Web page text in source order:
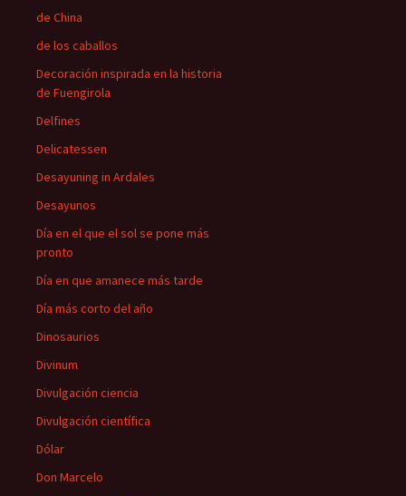
de China
de los caballos
Decoración inspirada en la historia
de Fuengirola
Delfines
Delicatessen
Desayuning in Ardales
Desayunos
Día en el que el sol se pone más
pronto
Día en que amanece más tarde
Día más corto del año
Dinosaurios
Divinum
Divulgación ciencia
Divulgación científica
Dólar
Don Marcelo